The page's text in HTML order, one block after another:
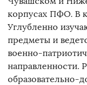
корпусах ПФО. В
Углубленно
предметы и
военно-
направленности.
образовательно-